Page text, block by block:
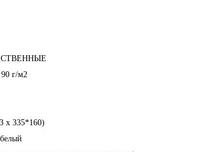
90 г/м2
х 335*160)